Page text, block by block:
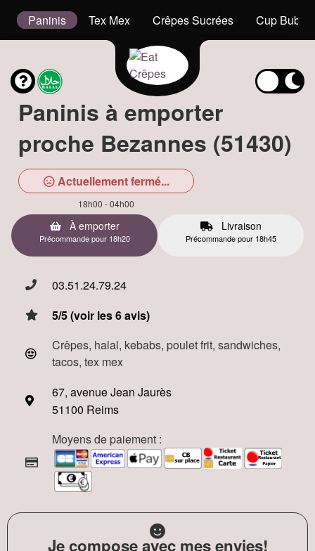
Paninis Tex Mex Crêpes Sucrées Cup
Paninis à emporter
proche Bezannes (51430)
Actuellement fermé...
18h00 - 04h00
À emporter
Précommande pour 18h20
Livraison
Précommande pour 18h45
03.51.24.79.24
5/5 (voir les 6 avis)
Crêpes, halal, kebabs, poulet frit, sandwiches,
tacos, tex mex
67, avenue Jean Jaurès
51100 Reims
Moyens de paiement :
Je compose avec mes envies!